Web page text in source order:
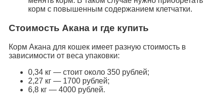
корм с повышенным содержанием клетчатки.
Стоимость Акана и где купить
Корм Акана для кошек имеет разную стоимость в
зависимости от веса упаковки:
0,34 кг — стоит около 350 рублей;
2,27 кг — 1700 рублей;
6,8 кг — 4000 рублей.